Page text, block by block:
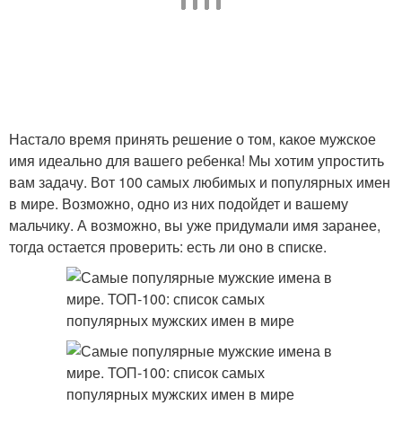
Настало время принять решение о том, какое мужское
имя идеально для вашего ребенка! Мы хотим упростить
вам задачу. Вот 100 самых любимых и популярных имен
в мире. Возможно, одно из них подойдет и вашему
мальчику. А возможно, вы уже придумали имя заранее,
тогда остается проверить: есть ли оно в списке.